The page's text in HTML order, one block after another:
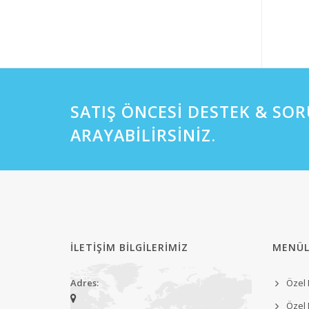
SATIŞ ÖNCESİ DESTEK &
ARAYABİLİRSİNİZ.
İLETİŞİM BİLGİLERİMİZ
Adres:
Özel
Özel